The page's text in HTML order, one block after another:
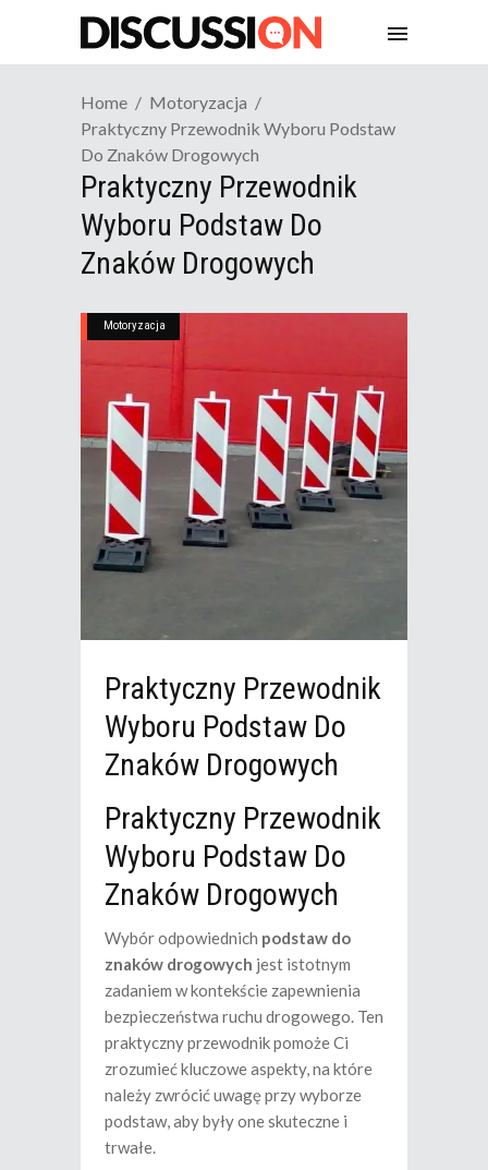
Home
Motoryzacja
Praktyczny Przewodnik Wyboru Podstaw
Do Znaków Drogowych
Praktyczny Przewodnik
Wyboru Podstaw Do
Znaków Drogowych
Motoryzacja
Praktyczny Przewodnik
Wyboru Podstaw Do
Znaków Drogowych
Praktyczny Przewodnik
Wyboru Podstaw Do
Znaków Drogowych
Wybór odpowiednich podstaw do
znaków drogowych jest istotnym
zadaniem w kontekście zapewnienia
bezpieczeństwa ruchu drogowego. Ten
praktyczny przewodnik pomoże Ci
zrozumieć kluczowe aspekty, na które
należy zwrócić uwagę przy wyborze
podstaw, aby były one skuteczne i
trwałe.